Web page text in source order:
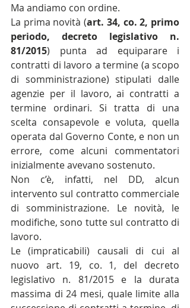
Ma andiamo con ordine.
La prima novità (art. 34, co. 2, primo
periodo, decreto legislativo n.
81/2015) punta ad equiparare i
contratti di lavoro a termine (a scopo
di somministrazione) stipulati dalle
agenzie per il lavoro, ai contratti a
termine ordinari. Si tratta di una
scelta consapevole e voluta, quella
operata dal Governo Conte, e non un
errore, come alcuni commentatori
inizialmente avevano sostenuto.
Non c’è, infatti, nel DD, alcun
intervento sul contratto commerciale
di somministrazione. Le novità, le
modifiche, sono tutte sul contratto di
lavoro.
Le (impraticabili) causali di cui al
nuovo art. 19, co. 1, del decreto
legislativo n. 81/2015 e la durata
massima di 24 mesi, quale limite alla